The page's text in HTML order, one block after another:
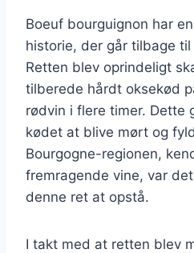
Boeuf bourguignon har
historie, der går tilbage
Retten blev oprindeligt
tilberede hårdt oksekød
rødvin i flere timer. Dette
kødet at blive mørt og
Bourgogne-regionen,
fremragende vine, var
denne ret at opstå.
I takt med at retten blev